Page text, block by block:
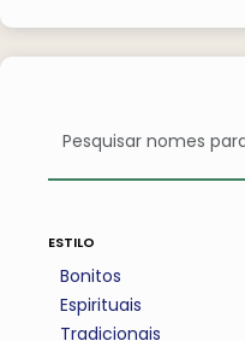
estilo
Bonitos
Espirituais
Tradicionais